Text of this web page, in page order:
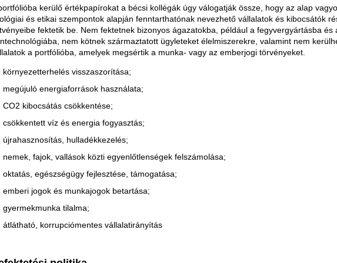
kerülő értékpapírokat a bécsi kollégák úgy válogatják össze, hogy az alap
és etikai szempontok alapján fenntarthatónak nevezhető vállalatok és kibocsátók
fektetik be. Nem fektetnek bizonyos ágazatokba, például a fegyvergyártásba és
nem kötnek származtatott ügyleteket élelmiszerekre, valamint nem
a portfólióba, amelyek megsértik a munka- vagy az emberjogi törvényeket.
környezetterhelés visszaszorítása;
megújuló energiaforrások használata;
CO2 kibocsátás csökkentése;
csökkentett víz és energia fogyasztás;
újrahasznosítás, hulladékkezelés;
nemek, fajok, vallások közti egyenlőtlenségek felszámolása;
oktatás, egészségügy fejlesztése, támogatása;
emberi jogok és munkajogok betartása;
gyermekmunka tilalma;
átlátható, korrupciómentes vállalatirányítás